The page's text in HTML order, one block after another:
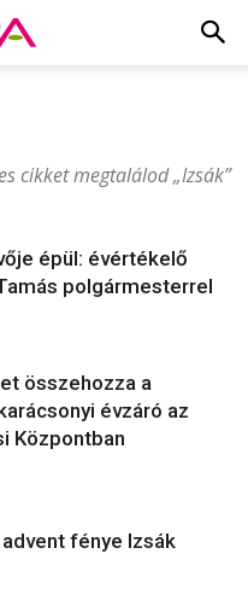
cikket megtalálod „Izsák”
épül: évértékelő
polgármesterrel
összehozza a
évzáró az
Központban
fénye Izsák